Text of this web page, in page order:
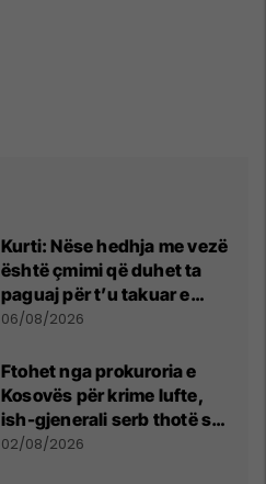
Kurti: Nëse hedhja me vezë
është çmimi që duhet ta
paguaj për t’u takuar e
bashkëbiseduar jam i
06/08/2026
Ftohet nga prokuroria e
Kosovës për krime lufte,
ish-gjenerali serb thotë se
dikush e tradhtoi në
02/08/2026